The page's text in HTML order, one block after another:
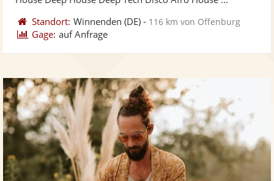
Standort: Winnenden (DE) - 116 km von Offenburg
Gage: auf Anfrage